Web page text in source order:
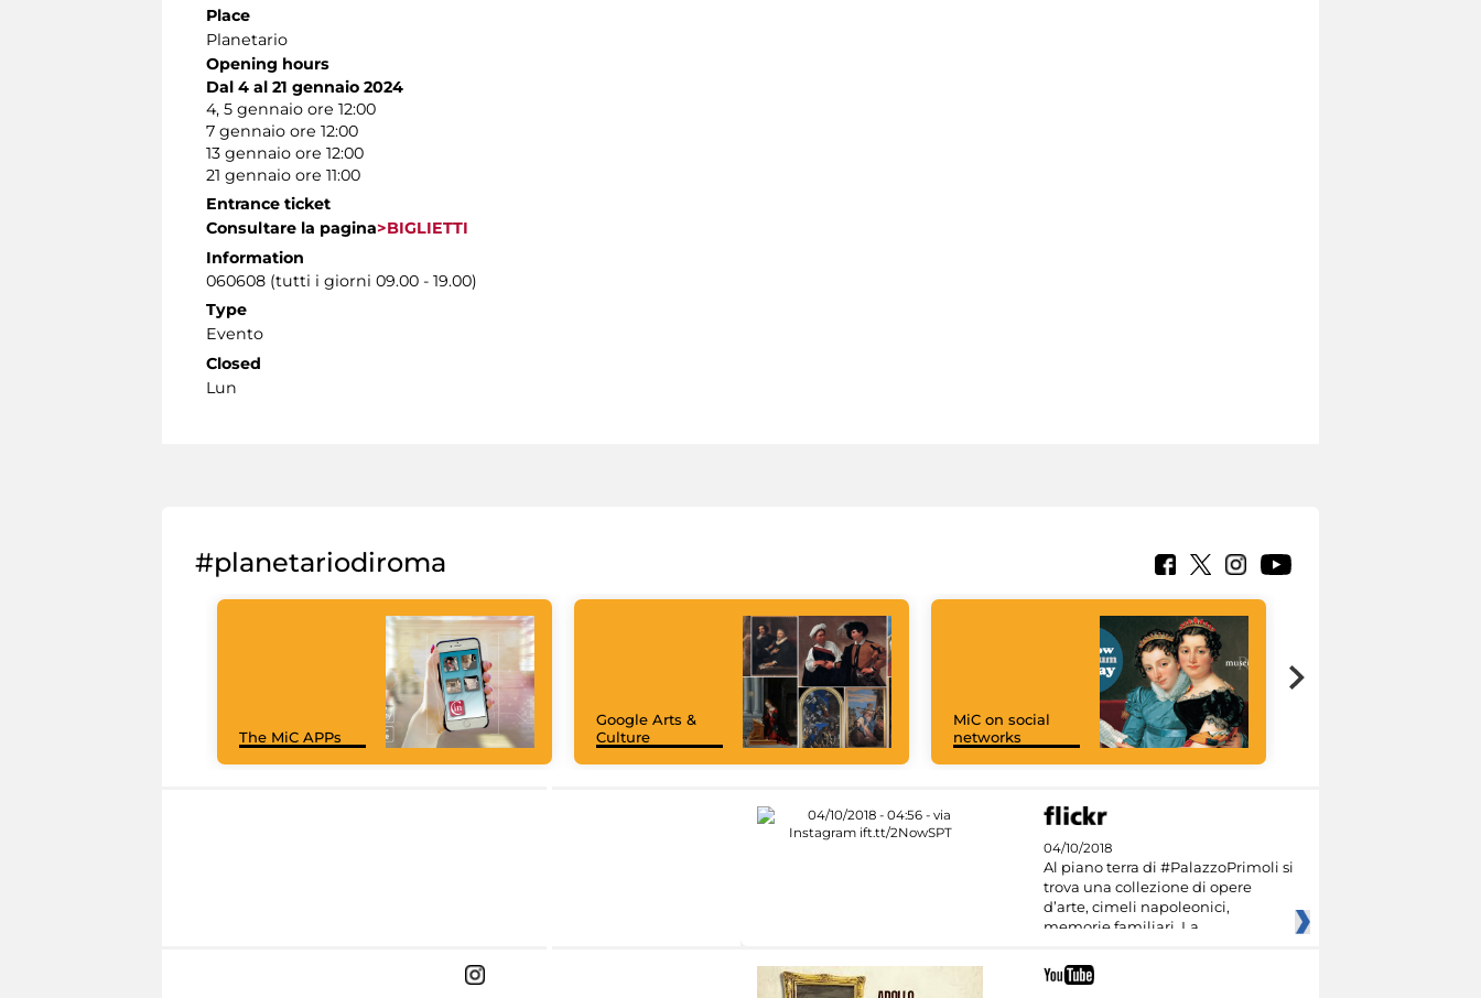
Place
Planetario
Opening hours
Dal 4 al 21 gennaio 2024
4, 5 gennaio ore 12:00
7 gennaio ore 12:00
13 gennaio ore 12:00
21 gennaio ore 11:00
Entrance ticket
Consultare la pagina>BIGLIETTI
Information
060608 (tutti i giorni 09.00 - 19.00)
Type
Evento
Closed
Lun
#planetariodiroma
The MiC APPs
Google Arts &
Culture
MiC on social
networks
04/10/2018
Al piano terra di #PalazzoPrimoli si
trova una collezione di opere
d’arte, cimeli napoleonici,
memorie familiari. La